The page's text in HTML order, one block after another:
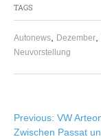
TAGS
Autonews, Dezember,
Neuvorstellung
Previous: VW
Zwischen Passat